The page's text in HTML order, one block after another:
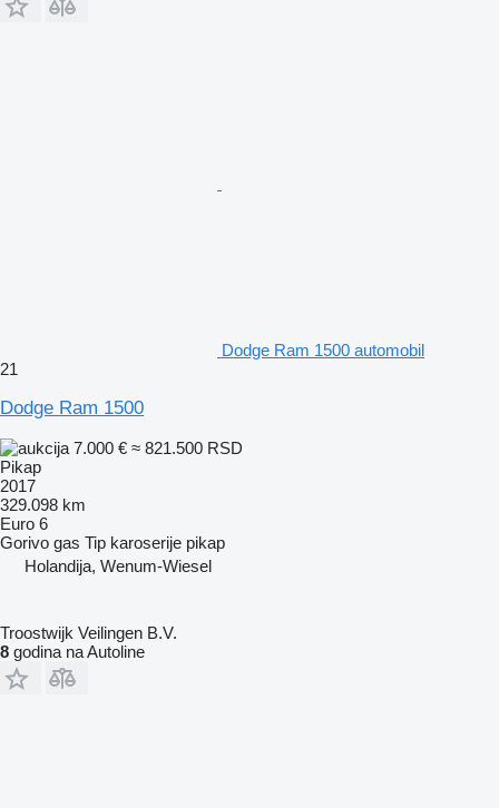
Dodge Ram 1500 automobil
21
Dodge Ram 1500
7.000 € ≈ 821.500 RSD
Pikap
2017
329.098 km
Euro 6
Gorivo gas Tip karoserije pikap
Holandija, Wenum-Wiesel
Troostwijk Veilingen B.V.
8 godina na Autoline